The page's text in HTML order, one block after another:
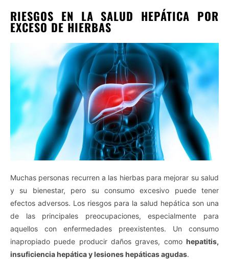
RIESGOS EN LA SALUD HEPÁTICA POR
EXCESO DE HIERBAS
Muchas personas recurren a las hierbas para mejorar su salud
y su bienestar, pero su consumo excesivo puede tener
efectos adversos. Los riesgos para la salud hepática son una
de las principales preocupaciones, especialmente para
aquellos con enfermedades preexistentes. Un consumo
inapropiado puede producir daños graves, como hepatitis,
insuficiencia hepática y lesiones hepáticas agudas.